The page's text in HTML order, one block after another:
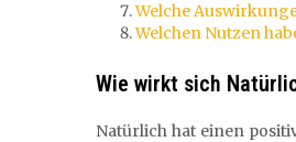
Welche
Welchen Nutzen
Wie wirkt sich
Natürlich hat einen